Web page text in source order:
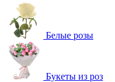
Белые розы
Букеты из роз